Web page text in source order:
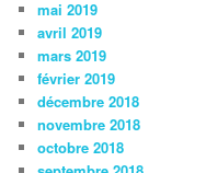
mai 2019
avril 2019
mars 2019
février 2019
décembre 2018
novembre 2018
octobre 2018